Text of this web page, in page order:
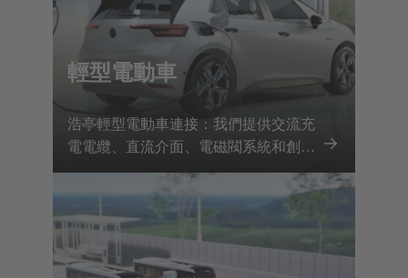
輕型電動車
浩亭輕型電動車連接：我們提供交流充
電電纜、直流介面、電磁閥系統和創新
連接解決方案。